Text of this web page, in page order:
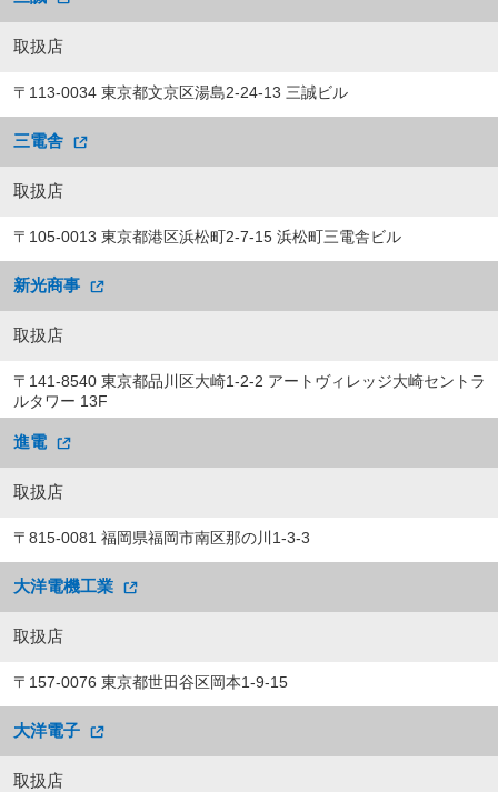
取扱店
〒113-0034 東京都文京区湯島2-24-13 三誠ビル
三電舎
取扱店
〒105-0013 東京都港区浜松町2-7-15 浜松町三電舎ビル
新光商事
取扱店
〒141-8540 東京都品川区大崎1-2-2 アートヴィレッジ大崎セントラ
ルタワー 13F
進電
取扱店
〒815-0081 福岡県福岡市南区那の川1-3-3
大洋電機工業
取扱店
〒157-0076 東京都世田谷区岡本1-9-15
大洋電子
取扱店